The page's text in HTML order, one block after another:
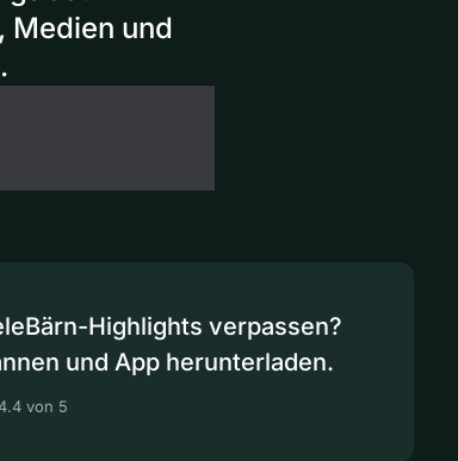
Medien und
Highlights verpassen?
und App herunterladen.
von 5